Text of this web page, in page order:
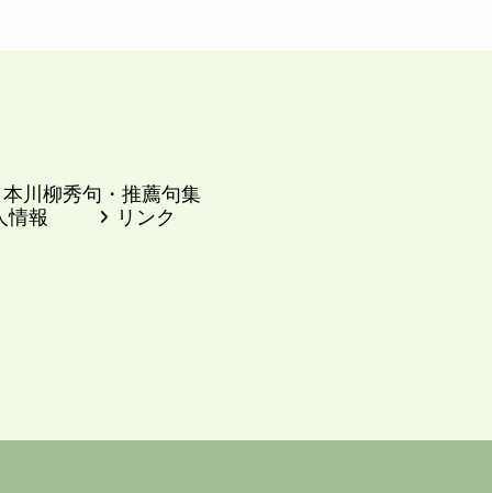
川柳秀句・推薦句集
情報
リンク